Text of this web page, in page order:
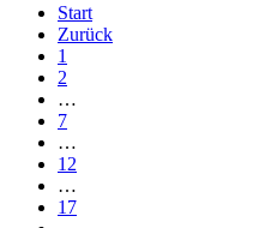
Start
Zurück
1
2
…
7
…
12
…
17